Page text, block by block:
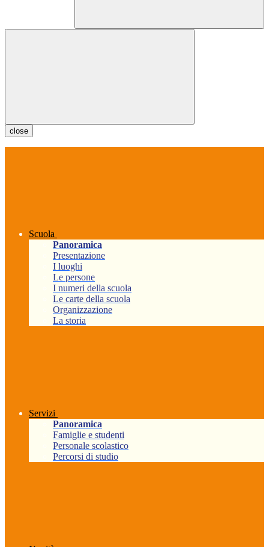
close
Scuola
Panoramica
Presentazione
I luoghi
Le persone
I numeri della scuola
Le carte della scuola
Organizzazione
La storia
Servizi
Panoramica
Famiglie e studenti
Personale scolastico
Percorsi di studio